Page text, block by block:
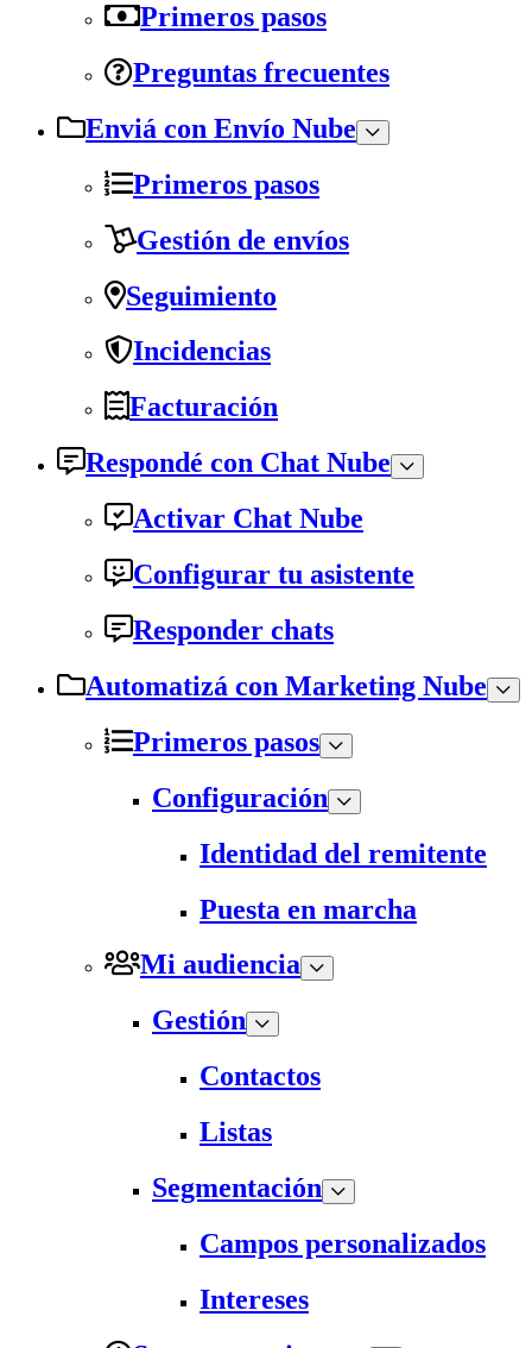
Primeros pasos
Preguntas frecuentes
Enviá con Envío Nube
Primeros pasos
Gestión de envíos
Seguimiento
Incidencias
Facturación
Respondé con Chat Nube
Activar Chat Nube
Configurar tu asistente
Responder chats
Automatizá con Marketing Nube
Primeros pasos
Configuración
Identidad del remitente
Puesta en marcha
Mi audiencia
Gestión
Contactos
Listas
Segmentación
Campos personalizados
Intereses